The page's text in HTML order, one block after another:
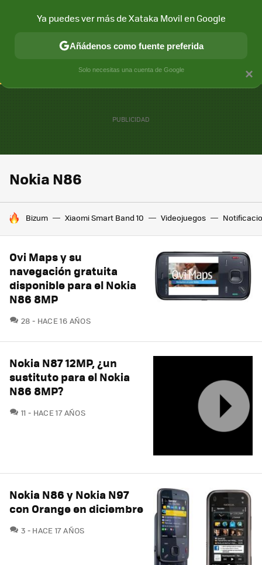
CONECTIVIDAD MÓVIL Y SOCIEDAD APLICACIONES
Nokia N86
HOY SE HABLA DE
Bizum Xiaomi Smart Band 10 Videojuegos
Ovi Maps y su
navegación gratuita
disponible para el Nokia
N86 8MP
28 COMENTARIOS
HACE 16 AÑOS
Nokia N87 12MP, ¿un
sustituto para el Nokia
N86 8MP?
11 COMENTARIOS
HACE 17 AÑOS
Nokia N86 y Nokia N97
con Orange en diciembre
3 COMENTARIOS
HACE 17 AÑOS
×
Ya puedes ver más de Xataka Movil en Google
Añádenos como fuente preferida
Solo necesitas una cuenta de Google